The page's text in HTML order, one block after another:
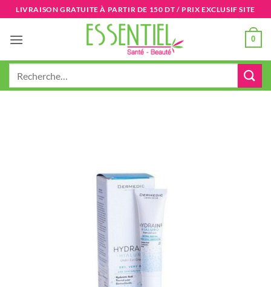
Passer
au
contenu
LIVRAISON GRATUITE À PARTIR DE 150 DT / PRIX EXCLUSIF SITE
0